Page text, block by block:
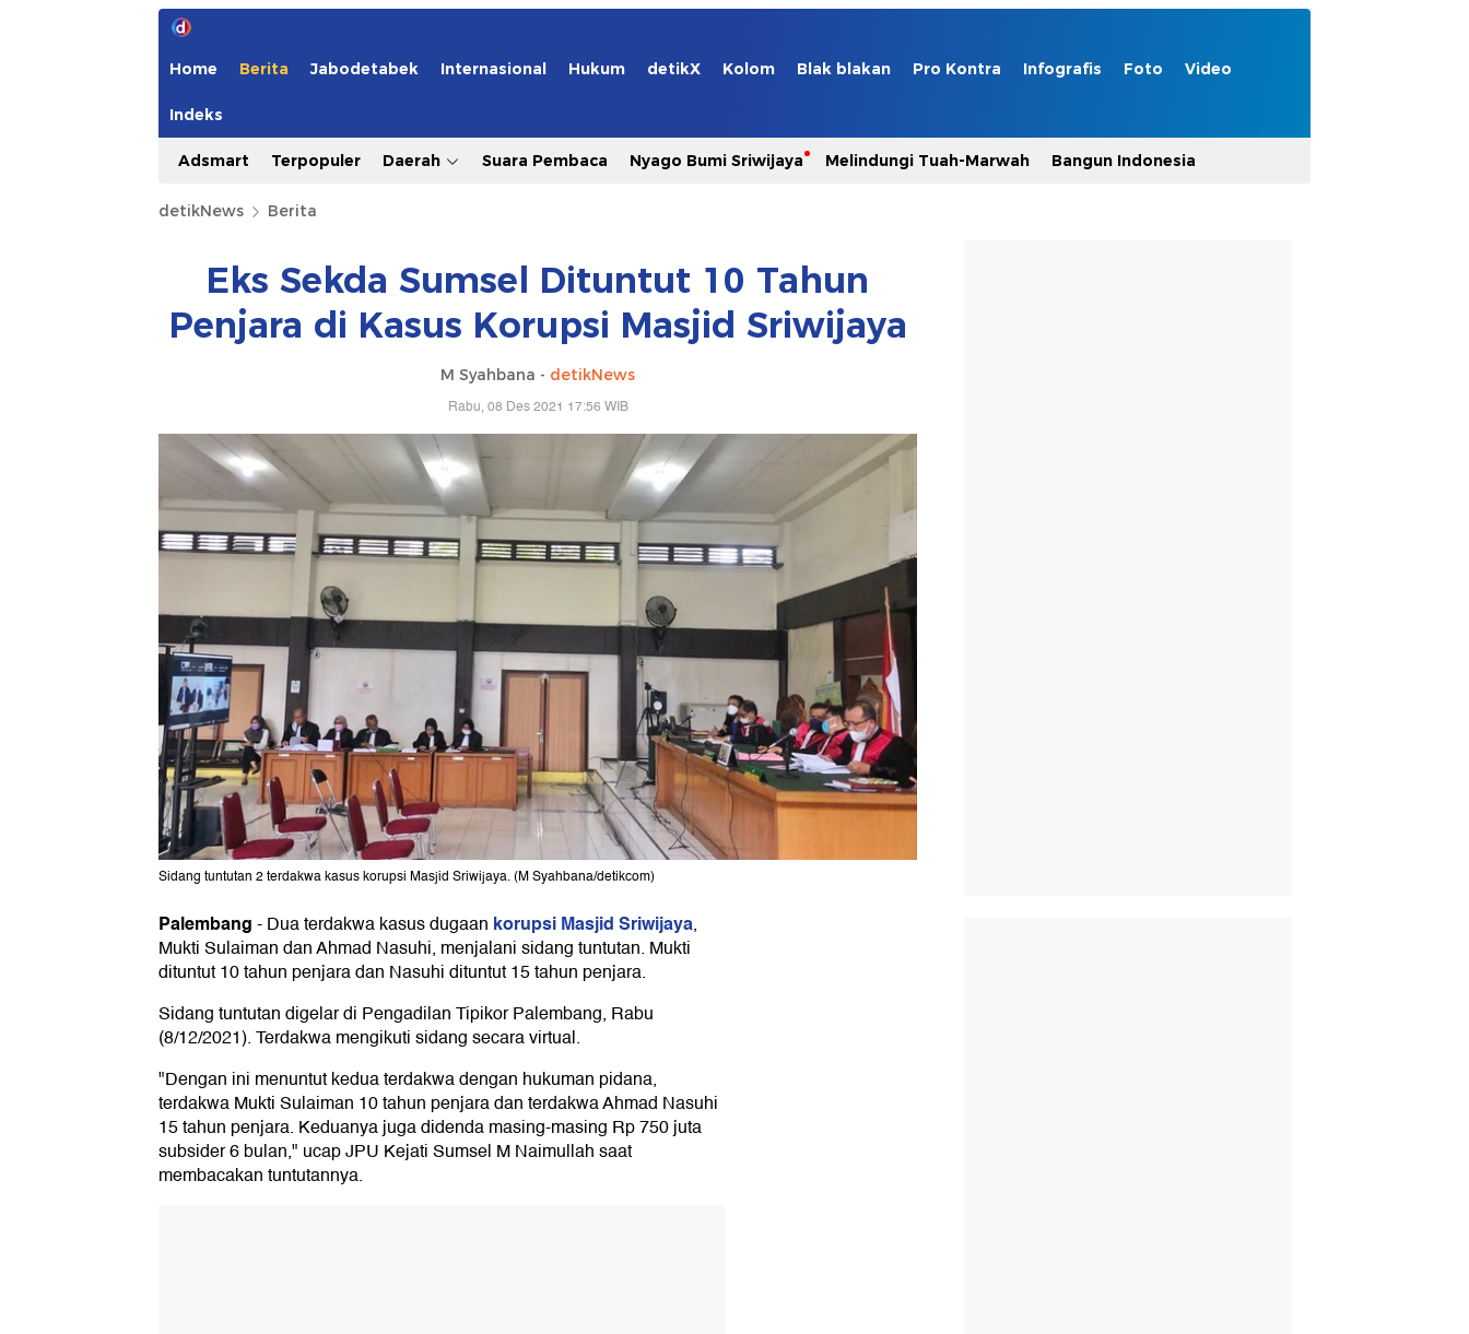
Home Berita Jabodetabek Internasional Hukum detikX Kolom Blak blakan Pro Kontra Infografis Foto Video
Indeks
Adsmart Terpopuler Daerah Suara Pembaca Nyago Bumi Sriwijaya Melindungi Tuah-Marwah Bangun Indonesia
detikNews Berita
Eks Sekda Sumsel Dituntut 10 Tahun
Penjara di Kasus Korupsi Masjid Sriwijaya
M Syahbana - detikNews
Rabu, 08 Des 2021 17:56 WIB
Sidang tuntutan 2 terdakwa kasus korupsi Masjid Sriwijaya. (M Syahbana/detikcom)
Palembang-Dua terdakwa kasus dugaan korupsi Masjid Sriwijaya,
Mukti Sulaiman dan Ahmad Nasuhi, menjalani sidang tuntutan. Mukti
dituntut 10 tahun penjara dan Nasuhi dituntut 15 tahun penjara.
Sidang tuntutan digelar di Pengadilan Tipikor Palembang, Rabu
(8/12/2021). Terdakwa mengikuti sidang secara virtual.
"Dengan ini menuntut kedua terdakwa dengan hukuman pidana,
terdakwa Mukti Sulaiman 10 tahun penjara dan terdakwa Ahmad Nasuhi
15 tahun penjara. Keduanya juga didenda masing-masing Rp 750 juta
subsider 6 bulan," ucap JPU Kejati Sumsel M Naimullah saat
membacakan tuntutannya.